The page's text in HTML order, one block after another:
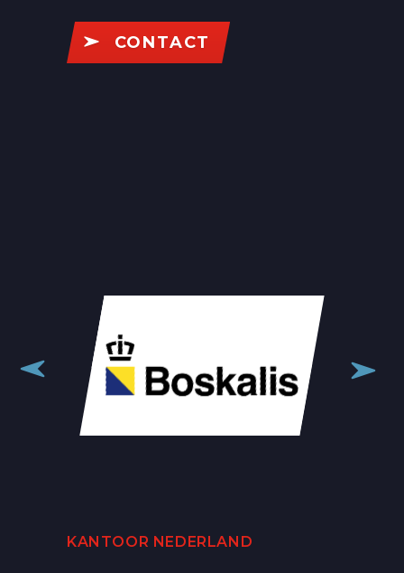
CONTACT
KANTOOR NEDERLAND